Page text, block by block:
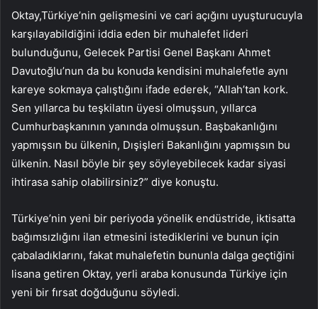
Oktay,Türkiye’nin gelişmesini ve cari açığını uyuşturucuyla
karşılayabildiğini iddia eden bir muhalefet lideri
bulunduğunu, Gelecek Partisi Genel Başkanı Ahmet
Davutoğlu’nun da bu konuda kendisini muhalefetle aynı
kareye sokmaya çalıştığını ifade ederek, “Allah’tan kork.
Sen yıllarca bu teşkilatın üyesi olmuşsun, yıllarca
Cumhurbaşkanının yanında olmuşsun. Başbakanlığını
yapmışsın bu ülkenin, Dışişleri Bakanlığını yapmışsın bu
ülkenin. Nasıl böyle bir şey söyleyebilecek kadar siyasi
ihtirasa sahip olabilirsiniz?” diye konuştu.
Türkiye’nin yeni bir periyoda yönelik endüstride, iktisatta
bağımsızlığını ilan etmesini istediklerini ve bunun için
çabaladıklarını, fakat muhalefetin bununla dalga geçtiğini
lisana getiren Oktay, yerli araba konusunda Türkiye için
yeni bir fırsat doğduğunu söyledi.